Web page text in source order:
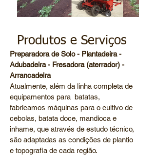
Produtos e Serviços
Preparadora de Solo - Plantadeira -
Adubadeira - Fresadora (aterrador) -
Arrancadeira
Atualmente, além da linha completa de
equipamentos para batatas,
fabricamos máquinas para o cultivo de
cebolas, batata doce, mandioca e
inhame, que através de estudo técnico,
são adaptadas as condições de plantio
e topografia de cada região.